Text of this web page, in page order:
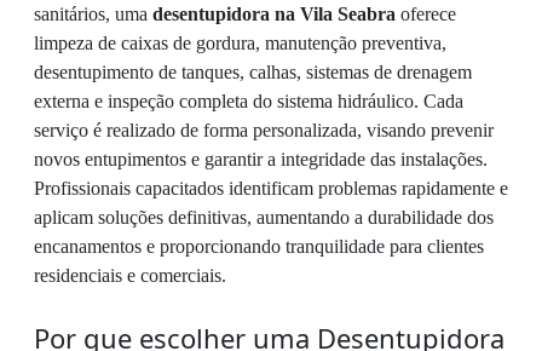
sanitários, uma desentupidora na Vila Seabra oferece
limpeza de caixas de gordura, manutenção preventiva,
desentupimento de tanques, calhas, sistemas de drenagem
externa e inspeção completa do sistema hidráulico. Cada
serviço é realizado de forma personalizada, visando prevenir
novos entupimentos e garantir a integridade das instalações.
Profissionais capacitados identificam problemas rapidamente e
aplicam soluções definitivas, aumentando a durabilidade dos
encanamentos e proporcionando tranquilidade para clientes
residenciais e comerciais.
Por que escolher uma Desentupidora